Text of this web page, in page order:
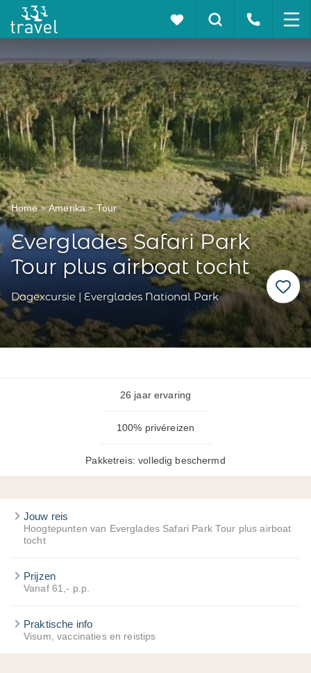
Home Amerika Tour
Everglades Safari Park
Tour plus airboat tocht
Dagexcursie | Everglades National Park
26 jaar ervaring
100% privéreizen
Pakketreis: volledig beschermd
Jouw reis
Hoogtepunten van Everglades Safari Park Tour plus airboat
tocht
Prijzen
Vanaf 61,- p.p.
Praktische info
Visum, vaccinaties en reistips